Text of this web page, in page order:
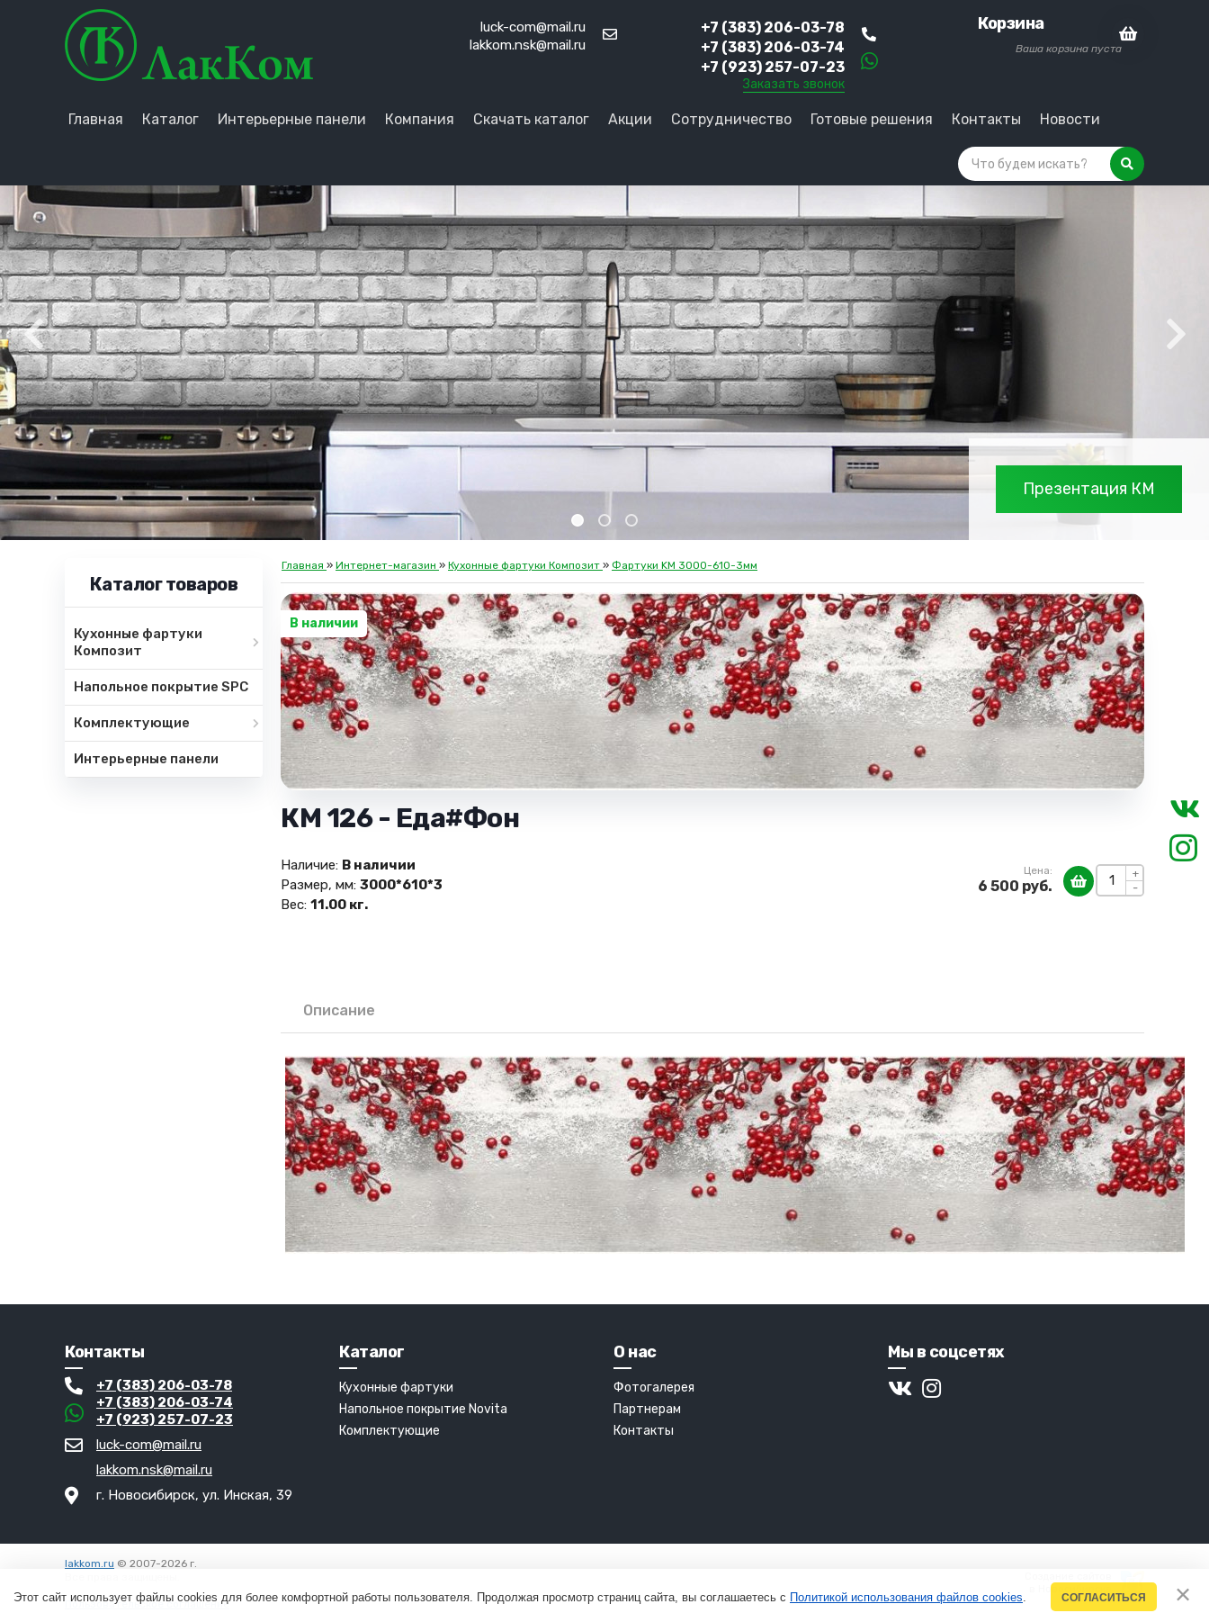
luck-com@mail.ru
lakkom.nsk@mail.ru
+7 (383) 206-03-78
+7 (383) 206-03-74
+7 (923) 257-07-23
Заказать звонок
Корзина
Ваша корзина пуста
Главная Каталог Интерьерные панели Компания Скачать каталог Акции Сотрудничество Готовые решения Контакты Новости
Презентация КМ
Каталог товаров
Кухонные фартуки
Композит
Напольное покрытие SPC
Комплектующие
Интерьерные панели
Главная » Интернет-магазин » Кухонные фартуки Композит » Фартуки KM 3000-610-3мм
В наличии
КМ 126 - Еда#Фон
+
-
Цена:
6 500 руб.
Наличие: В наличии
Размер, мм: 3000*610*3
Вес: 11.00 кг.
Описание
Контакты
+7 (383) 206-03-78
+7 (383) 206-03-74
+7 (923) 257-07-23
luck-com@mail.ru
lakkom.nsk@mail.ru
г. Новосибирск, ул. Инская, 39
Каталог
Кухонные фартуки
Напольное покрытие Novita
Комплектующие
О нас
Фотогалерея
Партнерам
Контакты
Мы в соцсетях
lakkom.ru © 2007-2026 г.
Пользовательское соглашение
в Новосибирске
Этот сайт использует файлы cookies для более комфортной работы пользователя. Продолжая просмотр страниц сайта, вы соглашаетесь с Политикой использования файлов cookies СОГЛАСИТЬСЯ